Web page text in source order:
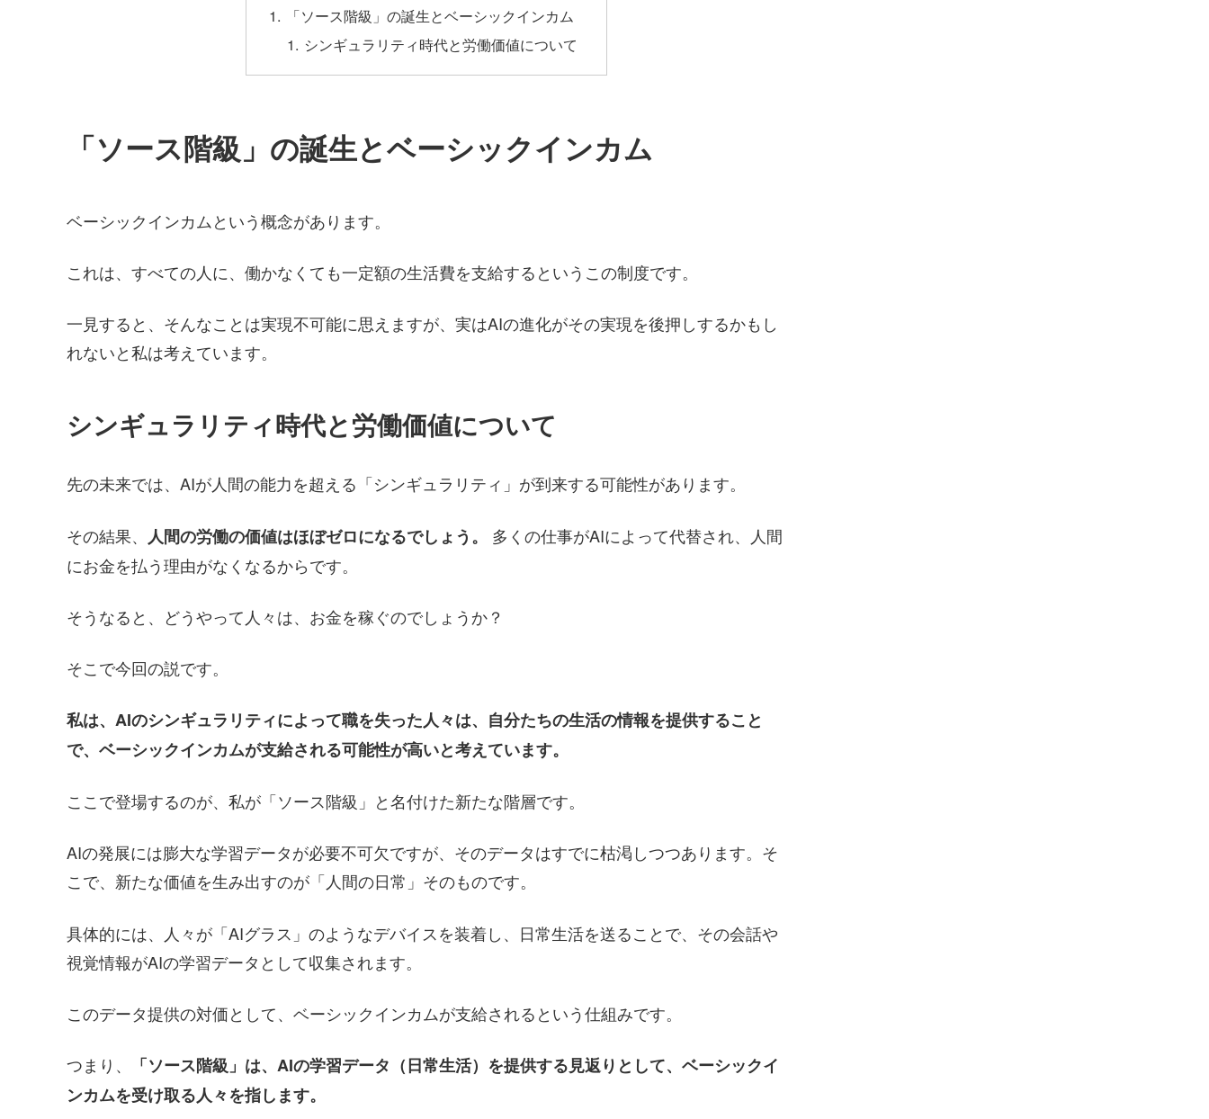
「ソース階級」の誕生とベーシックインカム
シンギュラリティ時代と労働価値について
「ソース階級」の誕生とベーシックインカム
ベーシックインカムという概念があります。
これは、すべての人に、働かなくても一定額の生活費を支給するというこの制度です。
一見すると、そんなことは実現不可能に思えますが、実はAIの進化がその実現を後押しするかもし
れないと私は考えています。
シンギュラリティ時代と労働価値について
先の未来では、AIが人間の能力を超える「シンギュラリティ」が到来する可能性があります。
その結果、 人間の労働の価値はほぼゼロになるでしょう。
多くの仕事がAIによって代替され、人間
にお金を払う理由がなくなるからです。
そうなると、どうやって人々は、お金を稼ぐのでしょうか？
そこで今回の説です。
私は、AIのシンギュラリティによって職を失った人々は、自分たちの生活の情報を提供すること
で、ベーシックインカムが支給される可能性が高いと考えています。
ここで登場するのが、私が「ソース階級」と名付けた新たな階層です。
AIの発展には膨大な学習データが必要不可欠ですが、そのデータはすでに枯渇しつつあります。そ
こで、新たな価値を生み出すのが「人間の日常」そのものです。
具体的には、人々が「AIグラス」のようなデバイスを装着し、日常生活を送ることで、その会話や
視覚情報がAIの学習データとして収集されます。
このデータ提供の対価として、ベーシックインカムが支給されるという仕組みです。
つまり、
「ソース階級」は、AIの学習データ（日常生活）を提供する見返りとして、ベーシックイ
ンカムを受け取る人々を指します。